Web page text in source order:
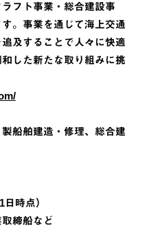
フト事業・総合建設事
。事業を通じて海上交通
及することで人々に快適
した新たな取り組みに挑
船舶建造・修理、総合建
時点）
締船など